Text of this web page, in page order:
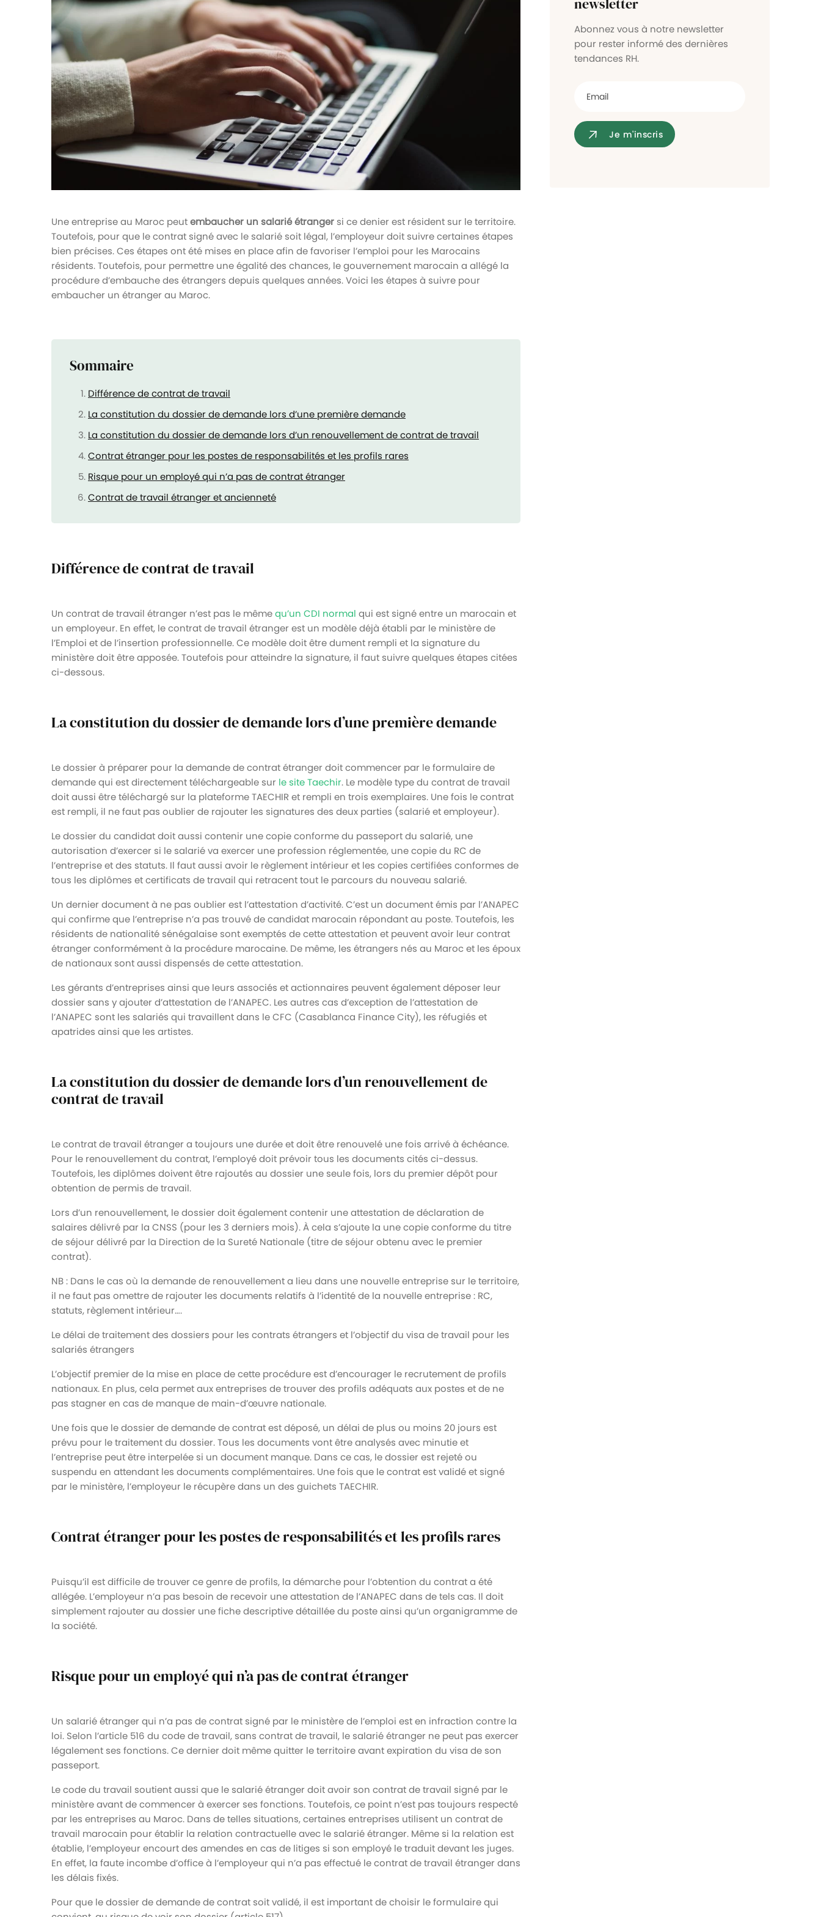
Une entreprise au Maroc peutembaucher un salarié étranger si ce denier est résident sur le territoire.
Toutefois, pour que le contrat signé avec le salarié soit légal, l’employeur doit suivre certaines étapes
bien précises. Ces étapes ont été mises en place afin de favoriser l’emploi pour les Marocains
résidents. Toutefois, pour permettre une égalité des chances, le gouvernement marocain a allégé la
procédure d’embauche des étrangers depuis quelques années. Voici les étapes à suivre pour
embaucher un étranger au Maroc.
Sommaire
Différence de contrat de travail
La constitution du dossier de demande lors d’une première demande
La constitution du dossier de demande lors d’un renouvellement de contrat de travail
Contrat étranger pour les postes de responsabilités et les profils rares
Risque pour un employé qui n’a pas de contrat étranger
Contrat de travail étranger et ancienneté
Différence de contrat de travail
Un contrat de travail étranger n’est pas le mêmequ’un CDI normal qui est signé entre un marocain et
un employeur. En effet, le contrat de travail étranger est un modèle déjà établi par le ministère de
l’Emploi et de l’insertion professionnelle. Ce modèle doit être dument rempli et la signature du
ministère doit être apposée. Toutefois pour atteindre la signature, il faut suivre quelques étapes citées
ci-dessous.
La constitution du dossier de demande lors d’une première demande
Le dossier à préparer pour la demande de contrat étranger doit commencer par le formulaire de
demande qui est directement téléchargeable sur le site Taechir. Le modèle type du contrat de travail
doit aussi être téléchargé sur la plateforme TAECHIR et rempli en trois exemplaires. Une fois le contrat
est rempli, il ne faut pas oublier de rajouter les signatures des deux parties (salarié et employeur).
Le dossier du candidat doit aussi contenir une copie conforme du passeport du salarié, une
autorisation d’exercer si le salarié va exercer une profession réglementée, une copie du RC de
l’entreprise et des statuts. Il faut aussi avoir le règlement intérieur et les copies certifiées conformes de
tous les diplômes et certificats de travail qui retracent tout le parcours du nouveau salarié.
Un dernier document à ne pas oublier est l’attestation d’activité. C’est un document émis par l’ANAPEC
qui confirme que l’entreprise n’a pas trouvé de candidat marocain répondant au poste. Toutefois, les
résidents de nationalité sénégalaise sont exemptés de cette attestation et peuvent avoir leur contrat
étranger conformément à la procédure marocaine. De même, les étrangers nés au Maroc et les époux
de nationaux sont aussi dispensés de cette attestation.
Les gérants d’entreprises ainsi que leurs associés et actionnaires peuvent également déposer leur
dossier sans y ajouter d’attestation de l’ANAPEC. Les autres cas d’exception de l’attestation de
l’ANAPEC sont les salariés qui travaillent dans le CFC (Casablanca Finance City), les réfugiés et
apatrides ainsi que les artistes.
La constitution du dossier de demande lors d’un renouvellement de
contrat de travail
Le contrat de travail étranger a toujours une durée et doit être renouvelé une fois arrivé à échéance.
Pour le renouvellement du contrat, l’employé doit prévoir tous les documents cités ci-dessus.
Toutefois, les diplômes doivent être rajoutés au dossier une seule fois, lors du premier dépôt pour
obtention de permis de travail.
Lors d’un renouvellement, le dossier doit également contenir une attestation de déclaration de
salaires délivré par la CNSS (pour les 3 derniers mois). À cela s’ajoute la une copie conforme du titre
de séjour délivré par la Direction de la Sureté Nationale (titre de séjour obtenu avec le premier
contrat).
NB : Dans le cas où la demande de renouvellement a lieu dans une nouvelle entreprise sur le territoire,
il ne faut pas omettre de rajouter les documents relatifs à l’identité de la nouvelle entreprise : RC,
statuts, règlement intérieur….
Le délai de traitement des dossiers pour les contrats étrangers et l’objectif du visa de travail pour les
salariés étrangers
L’objectif premier de la mise en place de cette procédure est d’encourager le recrutement de profils
nationaux. En plus, cela permet aux entreprises de trouver des profils adéquats aux postes et de ne
pas stagner en cas de manque de main-d’œuvre nationale.
Une fois que le dossier de demande de contrat est déposé, un délai de plus ou moins 20 jours est
prévu pour le traitement du dossier. Tous les documents vont être analysés avec minutie et
l’entreprise peut être interpelée si un document manque. Dans ce cas, le dossier est rejeté ou
suspendu en attendant les documents complémentaires. Une fois que le contrat est validé et signé
par le ministère, l’employeur le récupère dans un des guichets TAECHIR.
Contrat étranger pour les postes de responsabilités et les profils rares
Puisqu’il est difficile de trouver ce genre de profils, la démarche pour l’obtention du contrat a été
allégée. L’employeur n’a pas besoin de recevoir une attestation de l’ANAPEC dans de tels cas. Il doit
simplement rajouter au dossier une fiche descriptive détaillée du poste ainsi qu’un organigramme de
la société.
Risque pour un employé qui n’a pas de contrat étranger
Un salarié étranger qui n’a pas de contrat signé par le ministère de l’emploi est en infraction contre la
loi. Selon l’article 516 du code de travail, sans contrat de travail, le salarié étranger ne peut pas exercer
légalement ses fonctions. Ce dernier doit même quitter le territoire avant expiration du visa de son
passeport.
Le code du travail soutient aussi que le salarié étranger doit avoir son contrat de travail signé par le
ministère avant de commencer à exercer ses fonctions. Toutefois, ce point n’est pas toujours respecté
par les entreprises au Maroc. Dans de telles situations, certaines entreprises utilisent un contrat de
travail marocain pour établir la relation contractuelle avec le salarié étranger. Même si la relation est
établie, l’employeur encourt des amendes en cas de litiges si son employé le traduit devant les juges.
En effet, la faute incombe d’office à l’employeur qui n’a pas effectué le contrat de travail étranger dans
les délais fixés.
Pour que le dossier de demande de contrat soit validé, il est important de choisir le formulaire qui
newsletter
Abonnez vous à notre newsletter
pour rester informé des dernières
tendances RH.
Je m'inscris
votre paie
Tâches et check-lists
Optimisez le suivi de vos tâches et check-
lists RH
Suivi mutuelle
Suivez les demandes de remboursement de
soins
Contrôle d'accès